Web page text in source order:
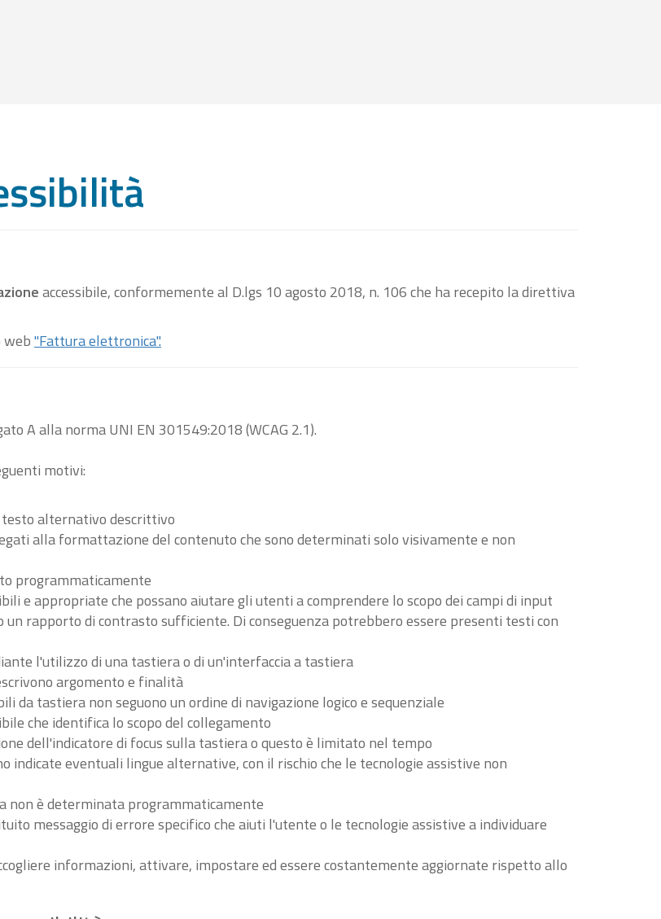
accessibile, conformemente al D.lgs 10 agosto 2018, n. 106 che ha recepito la direttiva
web"Fattura elettronica".
A alla norma UNI EN 301549:2018 (WCAG 2.1).
motivi:
alternativo descrittivo
alla formattazione del contenuto che sono determinati solo visivamente e non
programmaticamente
e appropriate che possano aiutare gli utenti a comprendere lo scopo dei campi di input
rapporto di contrasto sufficiente. Di conseguenza potrebbero essere presenti testi con
l'utilizzo di una tastiera o di un'interfaccia a tastiera
argomento e finalità
da tastiera non seguono un ordine di navigazione logico e sequenziale
che identifica lo scopo del collegamento
dell'indicatore di focus sulla tastiera o questo è limitato nel tempo
indicate eventuali lingue alternative, con il rischio che le tecnologie assistive non
non è determinata programmaticamente
messaggio di errore specifico che aiuti l'utente o le tecnologie assistive a individuare
informazioni, attivare, impostare ed essere costantemente aggiornate rispetto allo